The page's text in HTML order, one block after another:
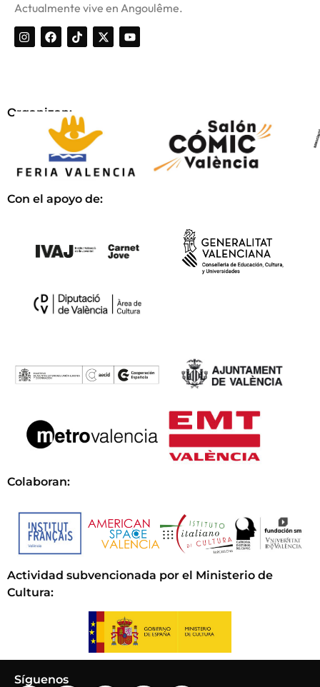
Actualmente vive en Angoulême.
Organizan:
Con el apoyo de:
Colaboran:
Actividad subvencionada por el Ministerio de
Cultura:
Síguenos